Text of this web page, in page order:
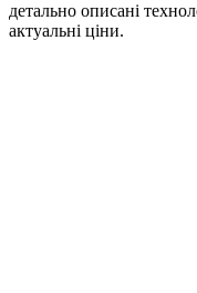
детально описані
актуальні ціни.